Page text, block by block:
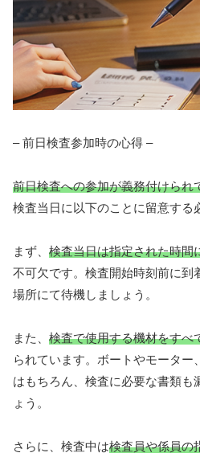
– 前日検査参加時の心得 –
前日検査への参加が義務付けられ
検査当日に以下のことに留意する
まず、 検査当日は指定された時間
不可欠です。検査開始時刻前に到
場所にて待機しましょう。
また、 検査で使用する機材をすべ
られています。ボートやモーター
はもちろん、検査に必要な書類も
ょう。
さらに、検査中は検査員や係員の